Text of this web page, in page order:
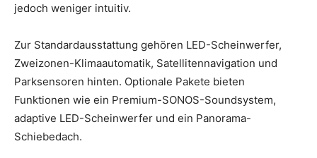
jedoch weniger intuitiv.
Zur Standardausstattung gehören LED-Scheinwerfer,
Zweizonen-Klimaautomatik, Satellitennavigation und
Parksensoren hinten. Optionale Pakete bieten
Funktionen wie ein Premium-SONOS-Soundsystem,
adaptive LED-Scheinwerfer und ein Panorama-
Schiebedach.